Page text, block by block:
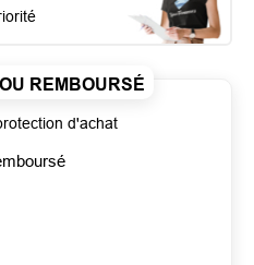
REMBOURSÉ
d'achat